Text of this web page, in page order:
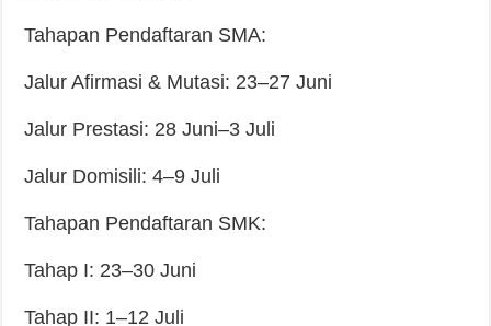
Tahapan Pendaftaran SMA:
Jalur Afirmasi & Mutasi: 23–27 Juni
Jalur Prestasi: 28 Juni–3 Juli
Jalur Domisili: 4–9 Juli
Tahapan Pendaftaran SMK:
Tahap I: 23–30 Juni
Tahap II: 1–12 Juli